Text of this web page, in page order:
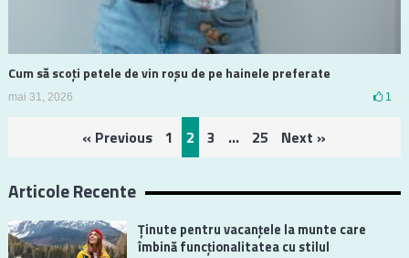
Cum să scoți petele de vin roșu de pe hainele preferate
mai 31, 2026 1
« Previous 1 2 3 … 25 Next »
Articole Recente
Ținute pentru vacanțele la munte care
îmbină funcționalitatea cu stilul